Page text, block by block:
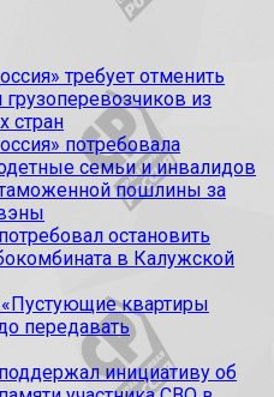
требует отменить
из
стран
потребовала
семьи и инвалидов
пошлины за
остановить
в Калужской
квартиры
передавать
инициативу об